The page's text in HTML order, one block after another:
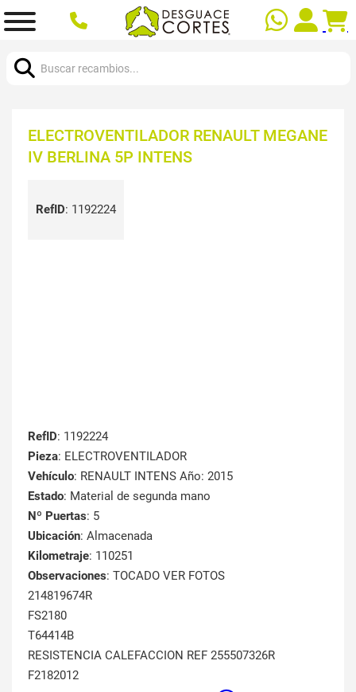
ELECTROVENTILADOR RENAULT MEGANE
IV BERLINA 5P INTENS
RefID: 1192224
RefID: 1192224
Pieza: ELECTROVENTILADOR
Vehículo: RENAULT INTENS Año: 2015
Estado: Material de segunda mano
Nº Puertas: 5
Ubicación: Almacenada
Kilometraje: 110251
Observaciones: TOCADO VER FOTOS
214819674R
FS2180
T64414B
RESISTENCIA CALEFACCION REF 255507326R
F2182012